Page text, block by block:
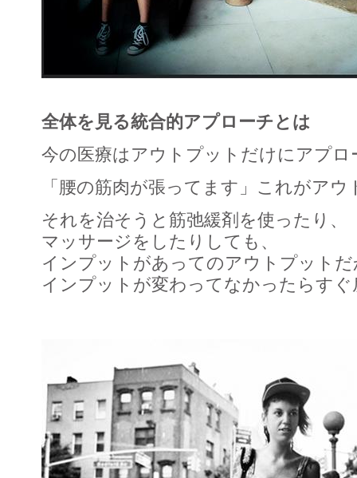
全体を見る統合的アプローチとは
今の医療はアウトプットだけにアプロ
「腰の筋肉が張ってます」これがア
それを治そうと筋弛緩剤を使ったり、
マッサージをしたりしても、
インプットがあってのアウトプットだ
インプットが変わってなかったらすぐ